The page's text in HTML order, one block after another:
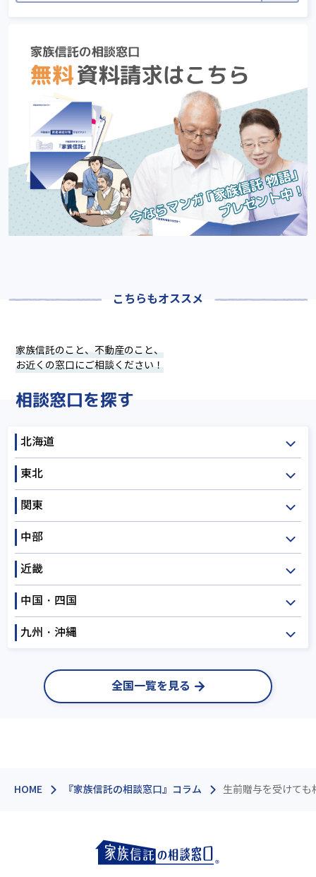
HOME 『家族信託の相談窓口』コラム 生前贈与を受けて
こちらもオススメ
家族信託のこと、不動産のこと、
お近くの窓口にご相談ください！
相談窓口を探す
北海道
北海道
東北
青森
秋田
関東
茨城
埼玉
神奈川
中部
新潟
福井
岐阜
近畿
三重
大阪
中国・四国
鳥取
香川
愛媛 高知
九州・沖縄
福岡 佐賀
長崎
熊本
宮崎
全国一覧を見る